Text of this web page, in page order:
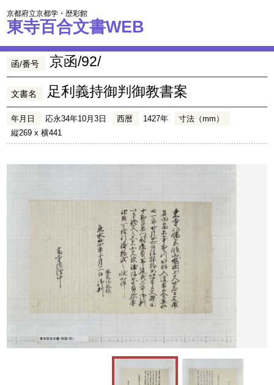
京都府立京都学・歴彩館
東寺百合文書WEB
函/番号 京函/92/
文書名 足利義持御判御教書案
年月日 応永34年10月3日 西暦 1427年
寸法（mm）
縦269 x 横441